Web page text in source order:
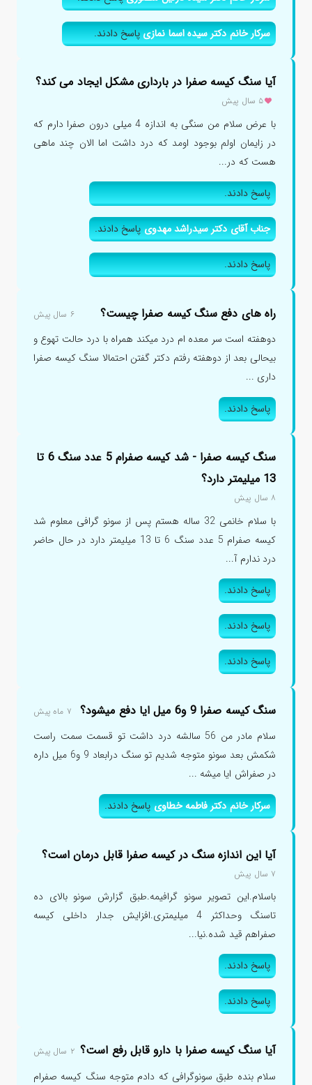
سرکار خانم دکتر سیده اسما نمازیپاسخ دادند.
آیا سنگ کیسه صفرا در بارداری مشکل ایجاد می کند؟
۵ سال پیش
با عرض سلام من سنگی به اندازه 4 میلی درون صفرا دارم که
در زایمان اولم بوجود اومد که درد داشت اما الان چند ماهی
هست که در...
پاسخ دادند.
جناب آقای دکتر سیدراشد مهدویپاسخ دادند.
پاسخ دادند.
راه های دفع سنگ کیسه صفرا چیست؟ ۶ سال پیش
دوهفته است سر معده ام درد میکند همراه با درد حالت تهوع و
بیحالی بعد از دوهفته رفتم دکتر گفتن احتمالا سنگ کیسه صفرا
داری ...
پاسخ دادند.
سنگ کیسه صفرا - شد کیسه صفرام 5 عدد سنگ 6 تا
13 میلیمتر دارد؟
۸ سال پیش
با سلام خانمی 32 ساله هستم پس از سونو گرافی معلوم شد
کیسه صفرام 5 عدد سنگ 6 تا 13 میلیمتر دارد در حال حاضر
درد ندارم آ...
پاسخ دادند.
پاسخ دادند.
پاسخ دادند.
سنگ کیسه صفرا 9 و6 میل ایا دفع میشود؟ ۷ ماه پیش
سلام مادر من 56 سالشه درد داشت تو قسمت سمت راست
شکمش بعد سونو متوجه شدیم تو سنگ درابعاد 9 و6 میل داره
در صفراش ایا میشه ...
سرکار خانم دکتر فاطمه خطاویپاسخ دادند.
آیا این اندازه سنگ در کیسه صفرا قابل درمان است؟
۷ سال پیش
باسلام.این تصویر سونو گرافیمه.طبق گزارش سونو بالای ده
تاسنگ وحداکثر 4 میلیمتری.افزایش جدار داخلی کیسه
صفراهم قید شده.نیا...
پاسخ دادند.
پاسخ دادند.
آیا سنگ کیسه صفرا با دارو قابل رفع است؟ ۲ سال پیش
سلام بنده طبق سونوگرافی که دادم متوجه سنگ کیسه صفرام